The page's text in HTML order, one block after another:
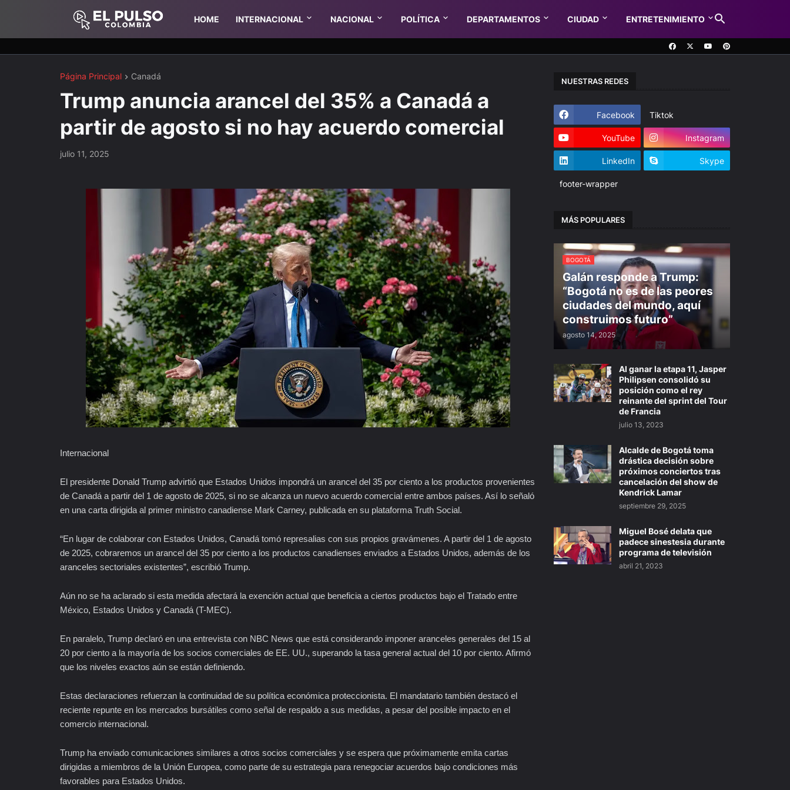
HOME INTERNACIONAL NACIONAL POLÍTICA DEPARTAMENTOS CIUDAD ENTRETENIMIENTO
Página Principal Canadá
Trump anuncia arancel del 35% a Canadá a
partir de agosto si no hay acuerdo comercial
julio 11, 2025
Internacional
El presidente Donald Trump advirtió que Estados Unidos impondrá un arancel del 35 por ciento a los productos provenientes
de Canadá a partir del 1 de agosto de 2025, si no se alcanza un nuevo acuerdo comercial entre ambos países. Así lo señaló
en una carta dirigida al primer ministro canadiense Mark Carney, publicada en su plataforma Truth Social.
“En lugar de colaborar con Estados Unidos, Canadá tomó represalias con sus propios gravámenes. A partir del 1 de agosto
de 2025, cobraremos un arancel del 35 por ciento a los productos canadienses enviados a Estados Unidos, además de los
aranceles sectoriales existentes”, escribió Trump.
Aún no se ha aclarado si esta medida afectará la exención actual que beneficia a ciertos productos bajo el Tratado entre
México, Estados Unidos y Canadá (T-MEC).
En paralelo, Trump declaró en una entrevista con NBC News que está considerando imponer aranceles generales del 15 al
20 por ciento a la mayoría de los socios comerciales de EE. UU., superando la tasa general actual del 10 por ciento. Afirmó
que los niveles exactos aún se están definiendo.
Estas declaraciones refuerzan la continuidad de su política económica proteccionista. El mandatario también destacó el
reciente repunte en los mercados bursátiles como señal de respaldo a sus medidas, a pesar del posible impacto en el
comercio internacional.
Trump ha enviado comunicaciones similares a otros socios comerciales y se espera que próximamente emita cartas
dirigidas a miembros de la Unión Europea, como parte de su estrategia para renegociar acuerdos bajo condiciones más
favorables para Estados Unidos.
NUESTRAS REDES
Facebook Tiktok
YouTube Instagram
LinkedIn Skype
footer-wrapper
MÁS POPULARES
BOGOTÁ
Galán responde a Trump:
“Bogotá no es de las peores
ciudades del mundo, aquí
construimos futuro”
agosto 14, 2025
Al ganar la etapa 11, Jasper
Philipsen consolidó su
posición como el rey
reinante del sprint del Tour
de Francia
julio 13, 2023
Alcalde de Bogotá toma
drástica decisión sobre
próximos conciertos tras
cancelación del show de
Kendrick Lamar
septiembre 29, 2025
Miguel Bosé delata que
padece sinestesia durante
programa de televisión
abril 21, 2023